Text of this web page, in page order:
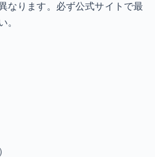
なります。必ず公式サイトで最
。